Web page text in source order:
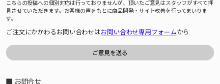
こちらの投稿への個別対応は行っておりませんが、頂いたご意見はスタッフがすべて拝
見させていただきます。お客様の声をもとに商品開発・サイト改善を行ってまいりま
す。
ご注文にかかわるお問い合わせはお問い合わせ専用フォームから
■ お問合せ